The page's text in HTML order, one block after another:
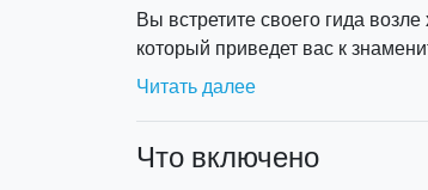
Вы встретите своего гида возле
который приведет вас к
торжеством сицилийских
всех видов: от сыров до вин,
традиции!
Читать далее
Что включено